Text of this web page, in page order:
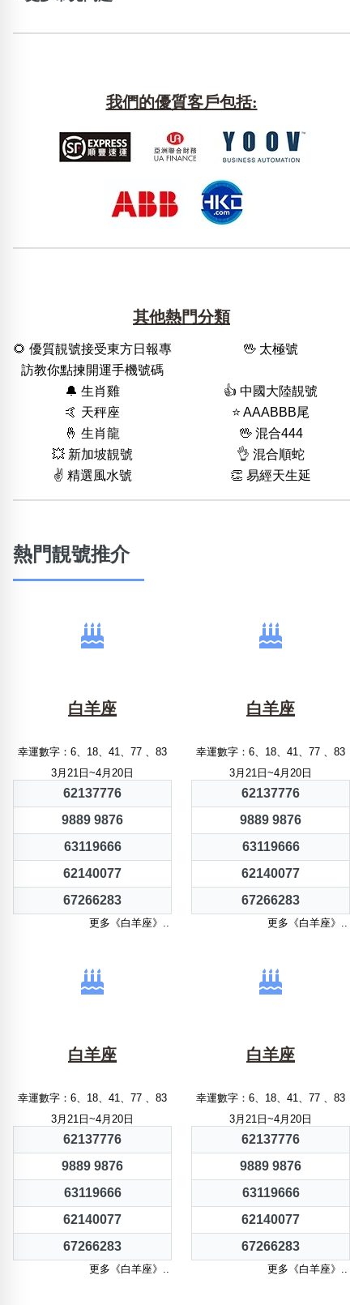
我們的優質客戶包括:
其他熱門分類
🌻 優質靚號接受東方日報專
訪教你點揀開運手機號碼
🖖 太極號
🔔 生肖雞
👍 中國大陸靚號
🤙 天秤座
⭐️ AAABBB尾
🤞 生肖龍
🖖 混合444
💥 新加坡靚號
👌 混合順蛇
✌️ 精選風水號
👏 易經天生延
熱門靚號推介
白羊座
幸運數字：6、18、41、77 、83
3月21日~4月20日
62137776
9889 9876
63119666
62140077
67266283
更多《白羊座》..
白羊座
幸運數字：6、18、41、77 、83
3月21日~4月20日
62137776
9889 9876
63119666
62140077
67266283
更多《白羊座》..
白羊座
幸運數字：6、18、41、77 、83
3月21日~4月20日
62137776
9889 9876
63119666
62140077
67266283
更多《白羊座》..
白羊座
幸運數字：6、18、41、77 、83
3月21日~4月20日
62137776
9889 9876
63119666
62140077
67266283
更多《白羊座》..